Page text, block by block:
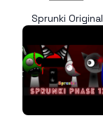
Sprunki Original